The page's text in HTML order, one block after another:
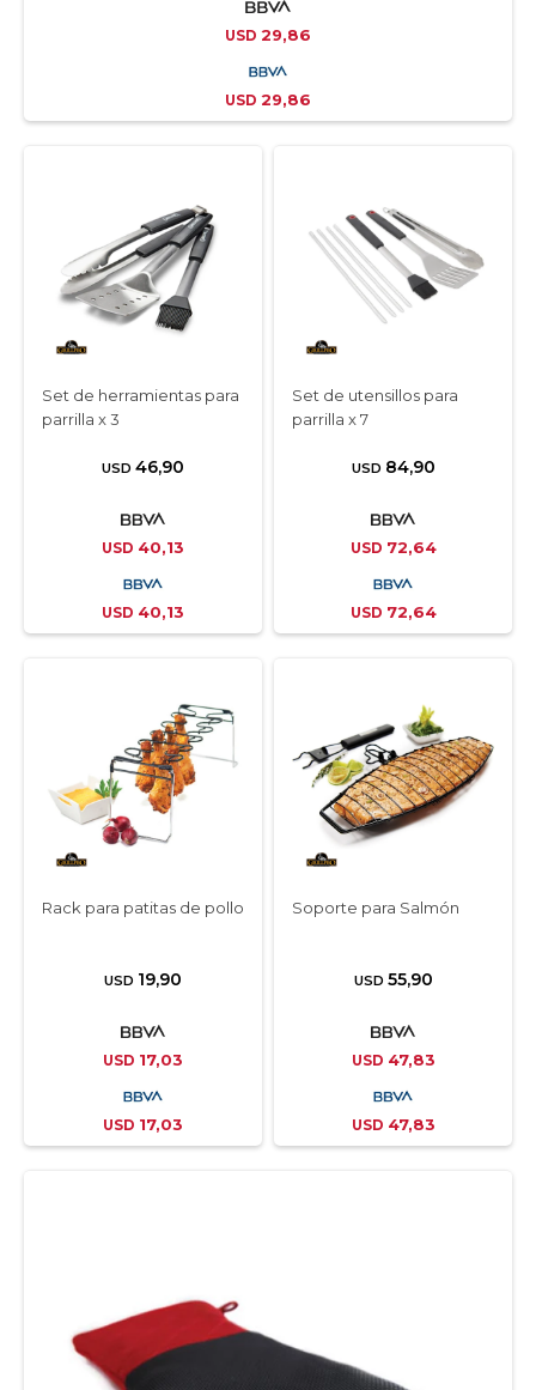
USD 29,86
USD 29,86
Set de herramientas para
parrilla x 3
USD 46,90
USD 40,13
USD 40,13
Set de utensillos para
parrilla x 7
USD 84,90
USD 72,64
USD 72,64
Rack para patitas de pollo
USD 19,90
USD 17,03
USD 17,03
Soporte para Salmón
USD 55,90
USD 47,83
USD 47,83